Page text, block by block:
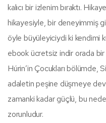
kalıcı bir izlenim bıraktı.
hikayesiyle, bir deneyimmiş
öyle büyüleyiciydi ki kendimi
ebook ücretsiz indir orada bir
Húrin’in Çocukları
adaletin peşine düşmeye
zamanki kadar güçlü, bu
zorunludur.